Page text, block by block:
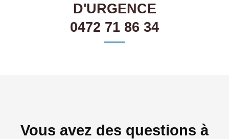
D'URGENCE
0472 71 86 34
Vous avez des questions à